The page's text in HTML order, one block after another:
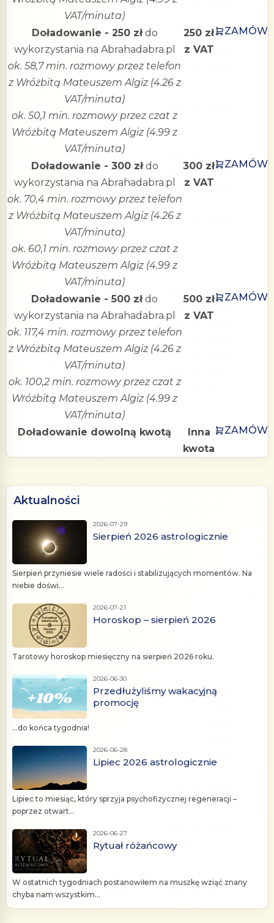
VAT/minuta)
Doładowanie - 250 złdo
wykorzystania na Abrahadabra.pl
ok. 58,7 min. rozmowy przez telefon
z Wróżbitą Mateuszem Algiz (4.26 z
VAT/minuta)
ok. 50,1 min. rozmowy przez czat z
Wróżbitą Mateuszem Algiz (4.99 z
VAT/minuta)
250 zł
z VAT
ZAMÓW
Doładowanie - 300 złdo
wykorzystania na Abrahadabra.pl
ok. 70,4 min. rozmowy przez telefon
z Wróżbitą Mateuszem Algiz (4.26 z
VAT/minuta)
ok. 60,1 min. rozmowy przez czat z
Wróżbitą Mateuszem Algiz (4.99 z
VAT/minuta)
300 zł
z VAT
ZAMÓW
Doładowanie - 500 złdo
wykorzystania na Abrahadabra.pl
ok. 117,4 min. rozmowy przez telefon
z Wróżbitą Mateuszem Algiz (4.26 z
VAT/minuta)
ok. 100,2 min. rozmowy przez czat z
Wróżbitą Mateuszem Algiz (4.99 z
VAT/minuta)
500 zł
z VAT
ZAMÓW
Doładowanie dowolną kwotą
Inna
kwota
ZAMÓW
Aktualności
2026-07-29
Sierpień 2026 astrologicznie
Sierpień przyniesie wiele radości i stabilizujących momentów. Na
niebie doświ...
2026-07-21
Horoskop – sierpień 2026
Tarotowy horoskop miesięczny na sierpień 2026 roku.
2026-06-30
Przedłużyliśmy wakacyjną
promocję
...do końca tygodnia!
2026-06-28
Lipiec 2026 astrologicznie
Lipiec to miesiąc, który sprzyja psychofizycznej regeneracji –
poprzez otwart...
2026-06-27
Rytuał różańcowy
W ostatnich tygodniach postanowiłem na muszkę wziąć znany
chyba nam wszystkim...